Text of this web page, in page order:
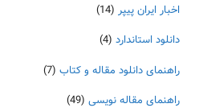
اخبار ایران پیپر (14)
دانلود استاندارد (4)
راهنمای دانلود مقاله و کتاب (7)
راهنمای مقاله نویسی (49)